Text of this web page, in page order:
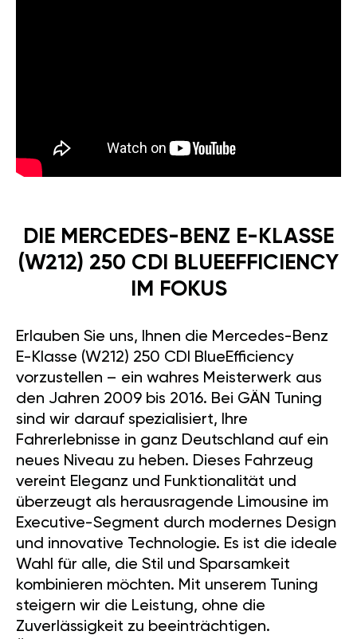
DIE MERCEDES-BENZ E-KLASSE
(W212) 250 CDI BLUEEFFICIENCY
IM FOKUS
Erlauben Sie uns, Ihnen die Mercedes-Benz
E-Klasse (W212) 250 CDI BlueEfficiency
vorzustellen – ein wahres Meisterwerk aus
den Jahren 2009 bis 2016. Bei GÄN Tuning
sind wir darauf spezialisiert, Ihre
Fahrerlebnisse in ganz Deutschland auf ein
neues Niveau zu heben. Dieses Fahrzeug
vereint Eleganz und Funktionalität und
überzeugt als herausragende Limousine im
Executive-Segment durch modernes Design
und innovative Technologie. Es ist die ideale
Wahl für alle, die Stil und Sparsamkeit
kombinieren möchten. Mit unserem Tuning
steigern wir die Leistung, ohne die
Zuverlässigkeit zu beeinträchtigen.